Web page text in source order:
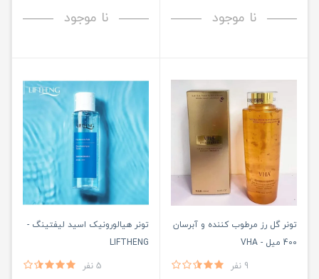
نا موجود نا موجود
تونر گل رز مرطوب کننده و آبرسان
400 میل - VHA
9 نفر
تونر هیالورونیک اسید لیفتینگ -
LIFTHENG
5 نفر